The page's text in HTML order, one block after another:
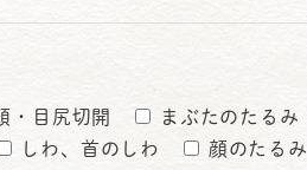
・目尻切開 まぶたのたるみ
しわ、首のしわ 顔のたるみ